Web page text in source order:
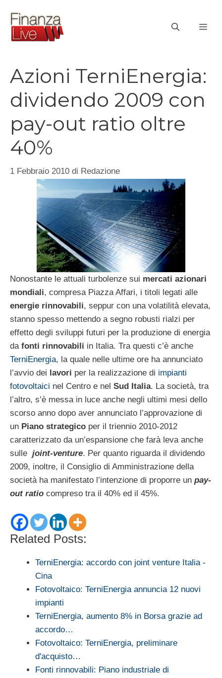
contenuto
Azioni TerniEnergia:
dividendo 2009 con
pay-out ratio oltre
40%
1 Febbraio 2010 di Redazione
Nonostante le attuali turbolenze sui mercati azionari
mondiali, compresa Piazza Affari, i titoli legati alle
energie rinnovabili, seppur con una volatilità elevata,
stanno spesso mettendo a segno robusti rialzi per
effetto degli sviluppi futuri per la produzione di energia
da fonti rinnovabili in Italia. Tra questi c’è anche
TerniEnergia, la quale nelle ultime ore ha annunciato
l’avvio dei lavori per la realizzazione di impianti
fotovoltaici nel Centro e nel Sud Italia. La società, tra
l’altro, s’è messa in luce anche negli ultimi mesi dello
scorso anno dopo aver annunciato l’approvazione di
un Piano strategico per il triennio 2010-2012
caratterizzato da un’espansione che farà leva anche
sulle joint-venture. Per quanto riguarda il dividendo
2009, inoltre, il Consiglio di Amministrazione della
società ha manifestato l’intenzione di proporre un pay-
out ratio compreso tra il 40% ed il 45%.
Related Posts:
TerniEnergia: accordo con joint venture Italia -
Cina
Fotovoltaico: TerniEnergia annuncia 12 nuovi
impianti
TerniEnergia, aumento 8% in Borsa grazie ad
accordo…
Fotovoltaico: TerniEnergia, preliminare
d'acquisto…
Fonti rinnovabili: Piano industriale di